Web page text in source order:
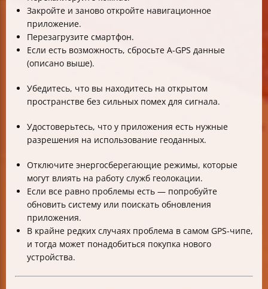
Закройте и заново откройте навигационное
приложение.
Перезагрузите смартфон.
Если есть возможность, сбросьте A-GPS данные
(описано выше).
Убедитесь, что вы находитесь на открытом
пространстве без сильных помех для сигнала.
Удостоверьтесь, что у приложения есть нужные
разрешения на использование геоданных.
Отключите энергосберегающие режимы, которые
могут влиять на работу служб геолокации.
Если все равно проблемы есть — попробуйте
обновить систему или поискать обновления
приложения.
В крайне редких случаях проблема в самом GPS-чипе,
и тогда может понадобиться покупка нового
устройства.